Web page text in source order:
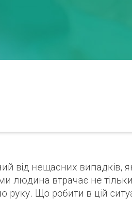
від нещасних випадків,
людина втрачає не
руку. Що робити в цій